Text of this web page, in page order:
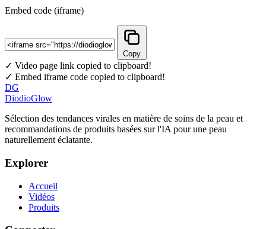
Embed code (iframe)
Copy
✓ Video page link copied to clipboard!
✓ Embed iframe code copied to clipboard!
DG
DiodioGlow
Sélection des tendances virales en matière de soins de la peau et
recommandations de produits basées sur l'IA pour une peau
naturellement éclatante.
Explorer
Accueil
Vidéos
Produits